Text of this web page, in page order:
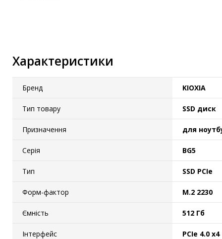
Характеристики
Бренд KIOXIA
Тип товару SSD диск
Призначення для
Серія BG5
Тип SSD PCIe
Форм-фактор M.2 2230
Ємність 512 Гб
Інтерфейс PCIe 4.0 x4